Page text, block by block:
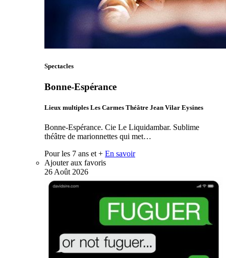
Spectacles
Bonne-Espérance
Lieux multiples Les Carmes Théâtre Jean Vilar Eysines
Bonne-Espérance. Cie Le Liquidambar. Sublime
théâtre de marionnettes qui met…
Pour les 7 ans et + En savoir
Ajouter aux favoris
26 Août 2026